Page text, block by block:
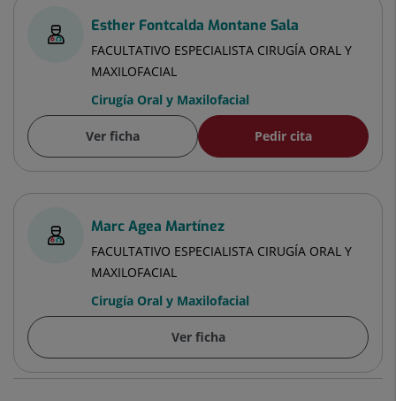
Esther Fontcalda Montane Sala
FACULTATIVO ESPECIALISTA CIRUGÍA ORAL Y
MAXILOFACIAL
Cirugía Oral y Maxilofacial
Ver ficha Pedir cita
Marc Agea Martínez
FACULTATIVO ESPECIALISTA CIRUGÍA ORAL Y
MAXILOFACIAL
Cirugía Oral y Maxilofacial
Ver ficha